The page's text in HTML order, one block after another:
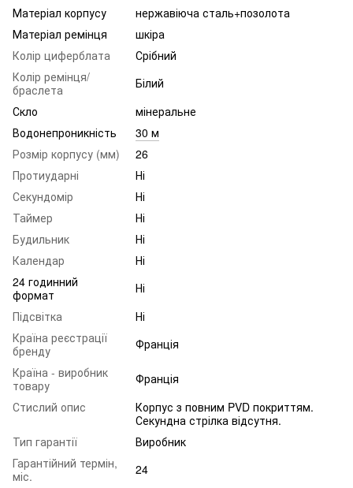
Матеріал корпусу
нержавіюча сталь+позолота
Матеріал ремінця
шкіра
Колір циферблата
Срібний
Колір ремінця/
браслета
Білий
Скло
мінеральне
Водонепроникність
30 м
Розмір корпусу (мм)
26
Протиударні
Ні
Секундомір
Ні
Таймер
Ні
Будильник
Ні
Календар
Ні
24 годинний
формат
Ні
Підсвітка
Ні
Країна реєстрації
бренду
Франція
Країна - виробник
товару
Франція
Стислий опис
Корпус з повним PVD покриттям.
Секундна стрілка відсутня.
Тип гарантії
Виробник
Гарантійний термін,
міс.
24